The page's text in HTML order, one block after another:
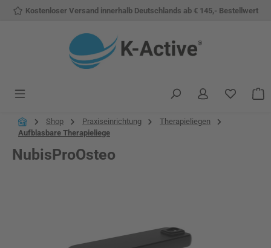
Zum Hauptinhalt springen
Kostenloser Versand innerhalb Deutschlands ab € 145,- Bestellwert
Du
Shop Praxiseinrichtung
Therapieliegen
Aufblasbare Therapieliege
NubisProOsteo